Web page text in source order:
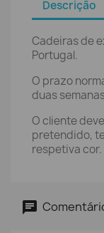
Descrição
Cadeiras de
Portugal.
O prazo
duas
O cliente
pretendido,
respetiva cor.